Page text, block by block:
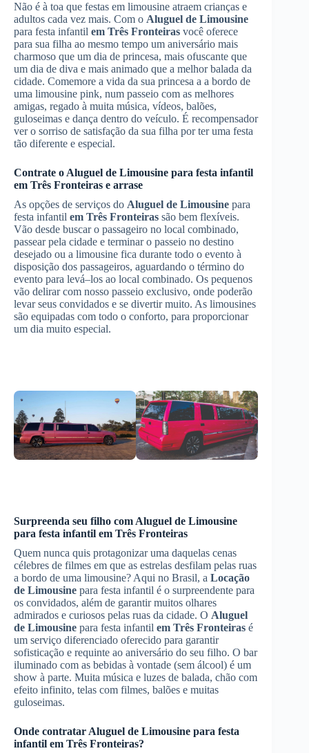
Não é à toa que festas em limousine atraem crianças e
adultos cada vez mais. Com o Aluguel de Limousine
para festa infantil em Três Fronteiras você oferece
para sua filha ao mesmo tempo um aniversário mais
charmoso que um dia de princesa, mais ofuscante que
um dia de diva e mais animado que a melhor balada da
cidade. Comemore a vida da sua princesa a a bordo de
uma limousine pink, num passeio com as melhores
amigas, regado à muita música, vídeos, balões,
guloseimas e dança dentro do veículo. É recompensador
ver o sorriso de satisfação da sua filha por ter uma festa
tão diferente e especial.
Contrate o Aluguel de Limousine para festa infantil
em Três Fronteiras e arrase
As opções de serviços do Aluguel de Limousine para
festa infantil em Três Fronteiras são bem flexíveis.
Vão desde buscar o passageiro no local combinado,
passear pela cidade e terminar o passeio no destino
desejado ou a limousine fica durante todo o evento à
disposição dos passageiros, aguardando o término do
evento para levá–los ao local combinado. Os pequenos
vão delirar com nosso passeio exclusivo, onde poderão
levar seus convidados e se divertir muito. As limousines
são equipadas com todo o conforto, para proporcionar
um dia muito especial.
Surpreenda seu filho com Aluguel de Limousine
para festa infantil em Três Fronteiras
Quem nunca quis protagonizar uma daquelas cenas
célebres de filmes em que as estrelas desfilam pelas ruas
a bordo de uma limousine? Aqui no Brasil, a Locação
de Limousine para festa infantil é o surpreendente para
os convidados, além de garantir muitos olhares
admirados e curiosos pelas ruas da cidade. O Aluguel
de Limousine para festa infantil em Três Fronteiras é
um serviço diferenciado oferecido para garantir
sofisticação e requinte ao aniversário do seu filho. O bar
iluminado com as bebidas à vontade (sem álcool) é um
show à parte. Muita música e luzes de balada, chão com
efeito infinito, telas com filmes, balões e muitas
guloseimas.
Onde contratar Aluguel de Limousine para festa
infantil em Três Fronteiras?